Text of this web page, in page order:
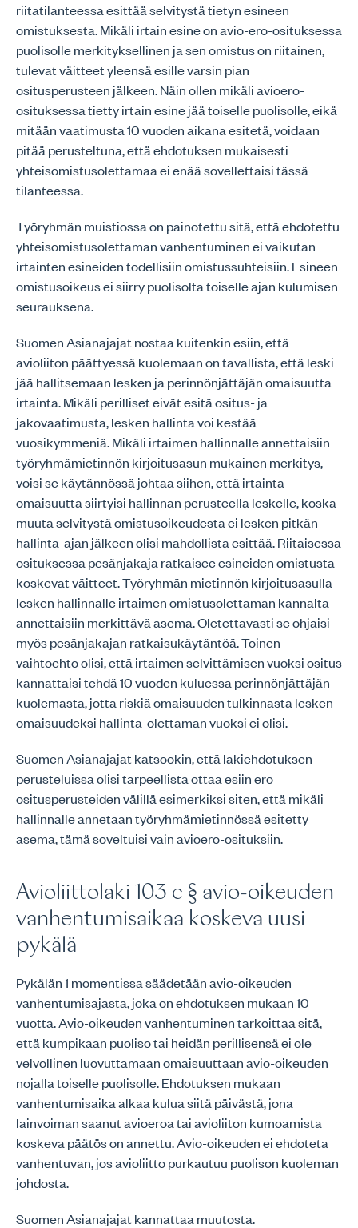
riitatilanteessa esittää selvitystä tietyn esineen
omistuksesta. Mikäli irtain esine on avio-ero-osituksessa
puolisolle merkityksellinen ja sen omistus on riitainen,
tulevat väitteet yleensä esille varsin pian
ositusperusteen jälkeen. Näin ollen mikäli avioero-
osituksessa tietty irtain esine jää toiselle puolisolle, eikä
mitään vaatimusta 10 vuoden aikana esitetä, voidaan
pitää perusteltuna, että ehdotuksen mukaisesti
yhteisomistusolettamaa ei enää sovellettaisi tässä
tilanteessa.
Työryhmän muistiossa on painotettu sitä, että ehdotettu
yhteisomistusolettaman vanhentuminen ei vaikutan
irtainten esineiden todellisiin omistussuhteisiin. Esineen
omistusoikeus ei siirry puolisolta toiselle ajan kulumisen
seurauksena.
Suomen Asianajajat nostaa kuitenkin esiin, että
avioliiton päättyessä kuolemaan on tavallista, että leski
jää hallitsemaan lesken ja perinnönjättäjän omaisuutta
irtainta. Mikäli perilliset eivät esitä ositus- ja
jakovaatimusta, lesken hallinta voi kestää
vuosikymmeniä. Mikäli irtaimen hallinnalle annettaisiin
työryhmämietinnön kirjoitusasun mukainen merkitys,
voisi se käytännössä johtaa siihen, että irtainta
omaisuutta siirtyisi hallinnan perusteella leskelle, koska
muuta selvitystä omistusoikeudesta ei lesken pitkän
hallinta-ajan jälkeen olisi mahdollista esittää. Riitaisessa
osituksessa pesänjakaja ratkaisee esineiden omistusta
koskevat väitteet. Työryhmän mietinnön kirjoitusasulla
lesken hallinnalle irtaimen omistusolettaman kannalta
annettaisiin merkittävä asema. Oletettavasti se ohjaisi
myös pesänjakajan ratkaisukäytäntöä. Toinen
vaihtoehto olisi, että irtaimen selvittämisen vuoksi ositus
kannattaisi tehdä 10 vuoden kuluessa perinnönjättäjän
kuolemasta, jotta riskiä omaisuuden tulkinnasta lesken
omaisuudeksi hallinta-olettaman vuoksi ei olisi.
Suomen Asianajajat katsookin, että lakiehdotuksen
perusteluissa olisi tarpeellista ottaa esiin ero
ositusperusteiden välillä esimerkiksi siten, että mikäli
hallinnalle annetaan työryhmämietinnössä esitetty
asema, tämä soveltuisi vain avioero-osituksiin.
Avioliittolaki 103 c § avio-oikeuden
vanhentumisaikaa koskeva uusi
pykälä
Pykälän 1 momentissa säädetään avio-oikeuden
vanhentumisajasta, joka on ehdotuksen mukaan 10
vuotta. Avio-oikeuden vanhentuminen tarkoittaa sitä,
että kumpikaan puoliso tai heidän perillisensä ei ole
velvollinen luovuttamaan omaisuuttaan avio-oikeuden
nojalla toiselle puolisolle. Ehdotuksen mukaan
vanhentumisaika alkaa kulua siitä päivästä, jona
lainvoiman saanut avioeroa tai avioliiton kumoamista
koskeva päätös on annettu. Avio-oikeuden ei ehdoteta
vanhentuvan, jos avioliitto purkautuu puolison kuoleman
johdosta.
Suomen Asianajajat kannattaa muutosta.